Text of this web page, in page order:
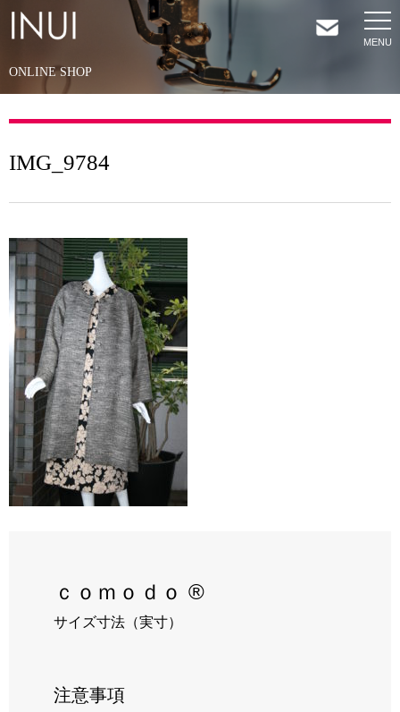
HOME
SERVICES
SHOP
CONTACT
RECRUIT
ONLINE SHOP
IMG_9784
ｃｏｍｏｄｏ ®
サイズ寸法（実寸）
注意事項